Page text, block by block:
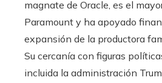
magnate de Oracle, es el
Paramount y ha apoyado
expansión de la productora
Su cercanía con figuras
incluida la administración